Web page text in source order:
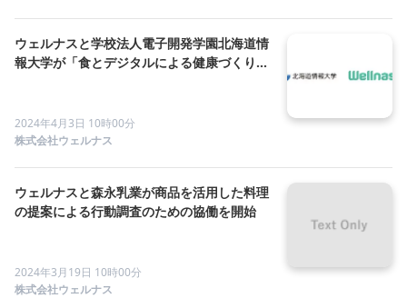
ウェルナスと学校法人電子開発学園北海道情
報大学が「食とデジタルによる健康づくりの
2024年4月3日 10時00分
株式会社ウェルナス
ウェルナスと森永乳業が商品を活用した料理
の提案による行動調査のための協働を開始
2024年3月19日 10時00分
株式会社ウェルナス